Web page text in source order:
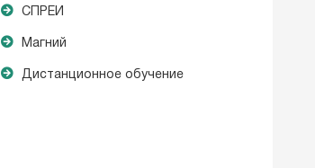
СПРЕИ
Магний
Дистанционное обучение